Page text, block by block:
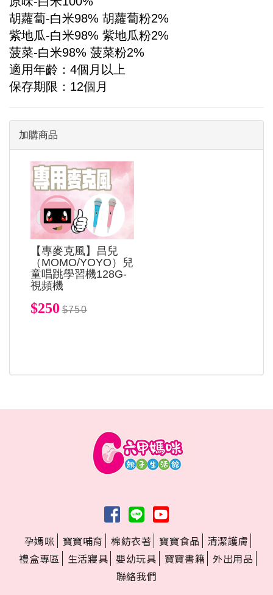
胡蘿蔔-白米98% 胡蘿蔔粉2%
紫地瓜-白米98% 紫地瓜粉2%
菠菜-白米98% 菠菜粉2%
適用年齡： 4個月以上
保存期限： 12個月
加購商品
【專麥克風】昌兒
（MOMO/YOYO）兒
童唱跳學習機128G-
視頻機
$250 $750
孕媽咪 寶寶哺育 棉紡衣著 寶寶食品
清潔護膚
禮盒專區
生活寢具 嬰幼玩具 寶寶書籍 外出用品
聯絡我們